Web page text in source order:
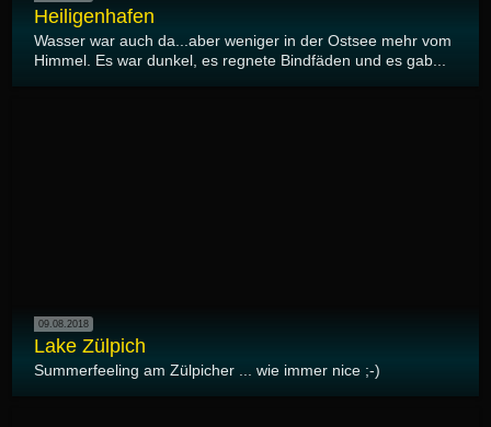
Heiligenhafen
Wasser war auch da...aber weniger in der Ostsee mehr vom
Himmel. Es war dunkel, es regnete Bindfäden und es gab...
09.08.2018
Lake Zülpich
Summerfeeling am Zülpicher ... wie immer nice ;-)